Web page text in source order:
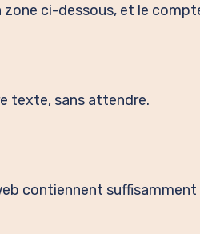
ci-dessous, et le
texte, sans attendre.
contiennent